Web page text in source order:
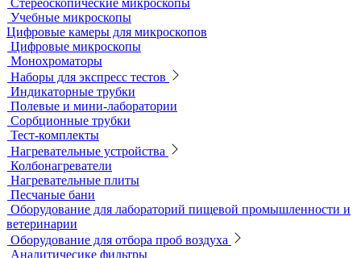
Комплектующие к микроскопам
Лабораторные микроскопы
Люминесцентные микроскопы
Металлографические микроскопы
Объективы для микроскопов
Окуляры для микроскопов
Поляризационные микроскопы
Стереоскопические микроскопы
Учебные микроскопы
Цифровые камеры для микроскопов
Цифровые микроскопы
Монохроматоры
Наборы для экспресс тестов
Индикаторные трубки
Полевые и мини-лаборатории
Сорбционные трубки
Тест-комплекты